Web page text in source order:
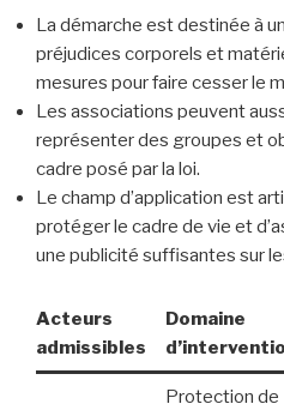
La démarche est destinée à
préjudices corporels et
mesures pour faire cesser le
Les associations peuvent
représenter des groupes et
cadre posé par la loi.
Le champ d’application est
protéger le cadre de vie et
une publicité suffisantes sur
Acteurs
admissibles
Domaine
Protection de